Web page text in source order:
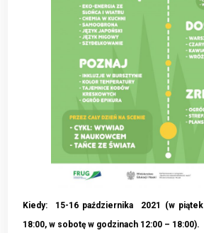
Kiedy: 15-16 października 2021 (w
18:00, w sobotę w godzinach 12:00 – 18:00).